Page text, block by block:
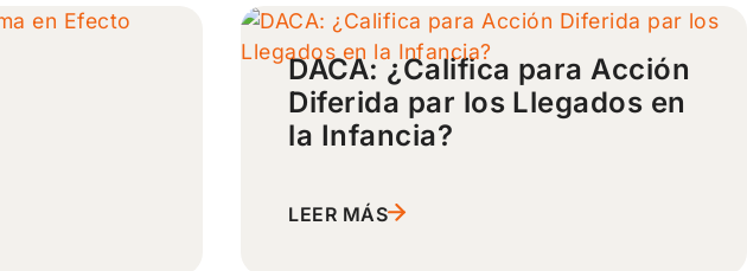
DACA: ¿Califica para Acción
Diferida par los Llegados en
la Infancia?
LEER MÁS